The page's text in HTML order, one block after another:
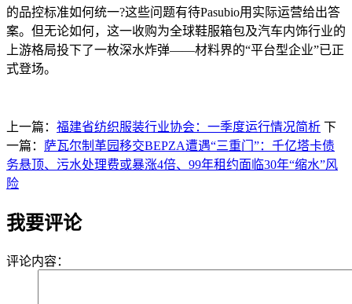
的品控标准如何统一?这些问题有待Pasubio用实际运营给出答
案。但无论如何，这一收购为全球鞋服箱包及汽车内饰行业的
上游格局投下了一枚深水炸弹——材料界的“平台型企业”已正
式登场。
上一篇： 福建省纺织服装行业协会：一季度运行情况简析 下
一篇： 萨瓦尔制革园移交BEPZA遭遇“三重门”：千亿塔卡债
务悬顶、污水处理费或暴涨4倍、99年租约面临30年“缩水”风
险
我要评论
评论内容：